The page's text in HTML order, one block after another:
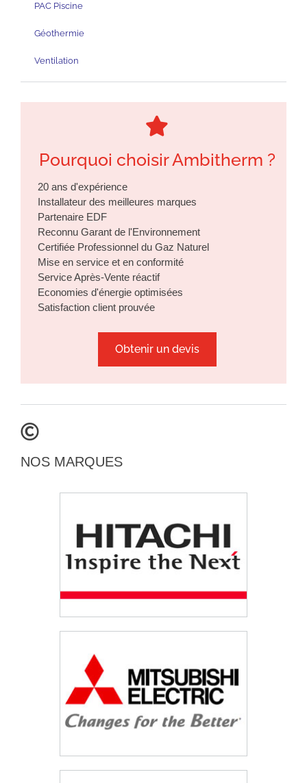
PAC Piscine
Géothermie
Ventilation
Pourquoi choisir Ambitherm ?
20 ans d'expérience
Installateur des meilleures marques
Partenaire EDF
Reconnu Garant de l'Environnement
Certifiée Professionnel du Gaz Naturel
Mise en service et en conformité
Service Après-Vente réactif
Economies d'énergie optimisées
Satisfaction client prouvée
Obtenir un devis
NOS MARQUES